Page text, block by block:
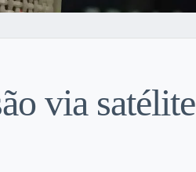
via satélite